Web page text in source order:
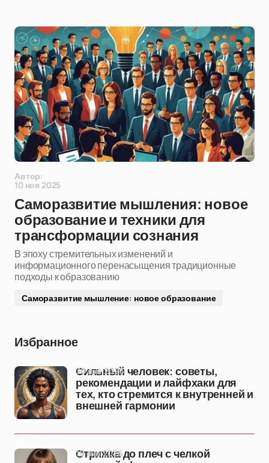
Автор:
10 ноя 2025
Саморазвитие мышления: новое
образование и техники для
трансформации сознания
В эпоху стремительных изменений и
информационного перенасыщения традиционные
подходы к образованию
Саморазвитие мышление: новое образование
Избранное
Сильный человек: советы,
рекомендации и лайфхаки для
тех, кто стремится к внутренней и
внешней гармонии
30 янв 2026
Стрижка до плеч с челкой
19 янв 2026